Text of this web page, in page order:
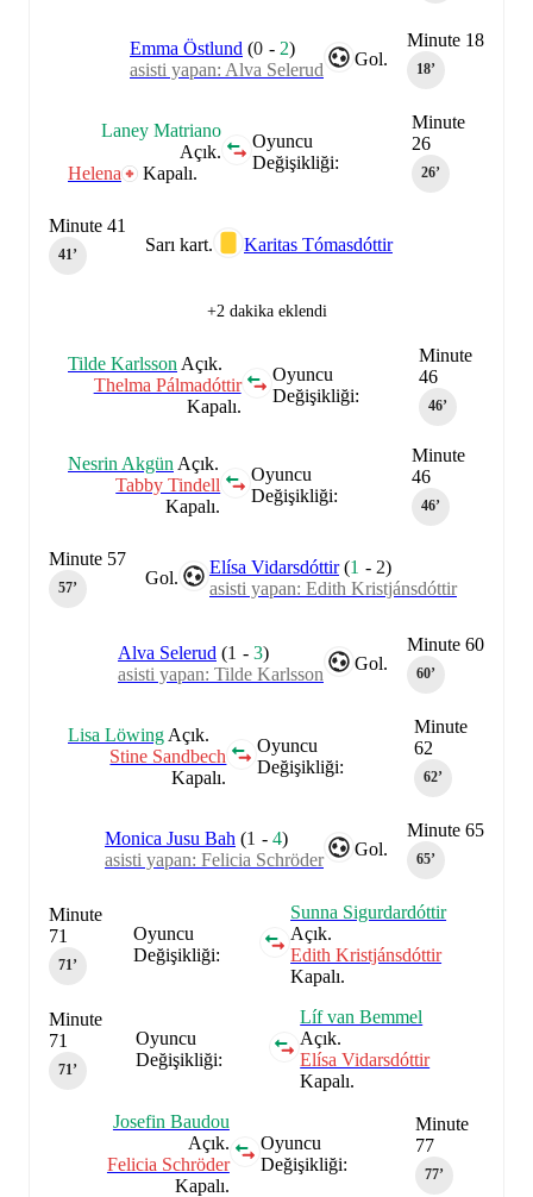
Minute 18
18‎’‎
Gol.
Emma Östlund (0 - 2)
asisti yapan: Alva Selerud
Minute
26
26‎’‎
Oyuncu
Değişikliği:
Laney Matriano
Açık.
Helena
Kapalı.
Sarı kart. Karitas Tómasdóttir
Minute 41
41‎’‎
+2 dakika eklendi
Minute
46
46‎’‎
Oyuncu
Değişikliği:
Tilde Karlsson Açık.
Thelma Pálmadóttir
Kapalı.
Minute
46
46‎’‎
Oyuncu
Değişikliği:
Nesrin Akgün Açık.
Tabby Tindell
Kapalı.
Gol.
Elísa Vidarsdóttir (1 - 2)
asisti yapan: Edith Kristjánsdóttir
Minute 57
57‎’‎
Minute 60
60‎’‎
Gol.
Alva Selerud (1 -3)
asisti yapan: Tilde Karlsson
Minute
62
62‎’‎
Oyuncu
Değişikliği:
Lisa Löwing Açık.
Stine Sandbech
Kapalı.
Minute 65
65‎’‎
Gol.
Monica Jusu Bah (1 -4)
asisti yapan: Felicia Schröder
Oyuncu
Değişikliği:
Sunna Sigurdardóttir
Açık.
Edith Kristjánsdóttir
Kapalı.
Minute
71
71‎’‎
Oyuncu
Değişikliği:
Líf van Bemmel
Açık.
Elísa Vidarsdóttir
Kapalı.
Minute
71
71‎’‎
Minute
77
77‎’‎
Oyuncu
Değişikliği:
Josefin Baudou
Açık.
Felicia Schröder
Kapalı.